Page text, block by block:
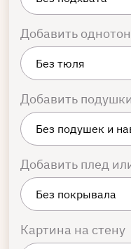
Добавить
Добавить
Добавить плед
Картина на стену